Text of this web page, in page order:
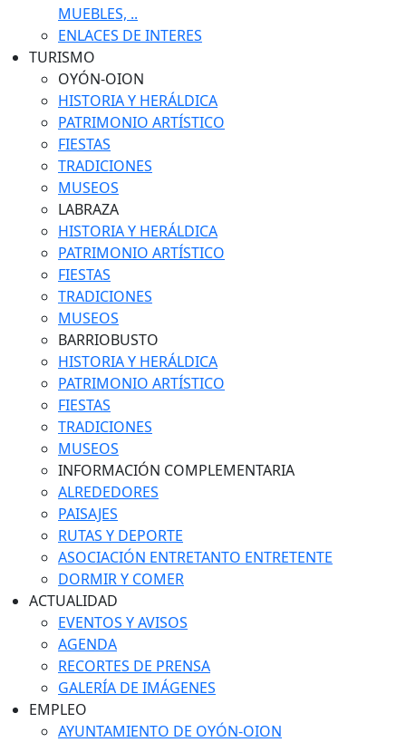
MUEBLES, ..
ENLACES DE INTERES
TURISMO
OYÓN-OION
HISTORIA Y HERÁLDICA
PATRIMONIO ARTÍSTICO
FIESTAS
TRADICIONES
MUSEOS
LABRAZA
HISTORIA Y HERÁLDICA
PATRIMONIO ARTÍSTICO
FIESTAS
TRADICIONES
MUSEOS
BARRIOBUSTO
HISTORIA Y HERÁLDICA
PATRIMONIO ARTÍSTICO
FIESTAS
TRADICIONES
MUSEOS
INFORMACIÓN COMPLEMENTARIA
ALREDEDORES
PAISAJES
RUTAS Y DEPORTE
ASOCIACIÓN ENTRETANTO ENTRETENTE
DORMIR Y COMER
ACTUALIDAD
EVENTOS Y AVISOS
AGENDA
RECORTES DE PRENSA
GALERÍA DE IMÁGENES
EMPLEO
AYUNTAMIENTO DE OYÓN-OION